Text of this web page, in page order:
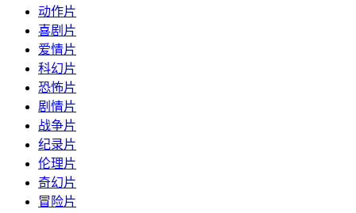
动作片
喜剧片
爱情片
科幻片
恐怖片
剧情片
战争片
纪录片
伦理片
奇幻片
冒险片